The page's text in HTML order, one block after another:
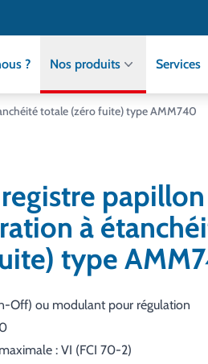
? Nos produits Services
totale (zéro fuite) type AMM740
à
type
Off) ou modulant pour régulation
: VI (FCI 70-2)